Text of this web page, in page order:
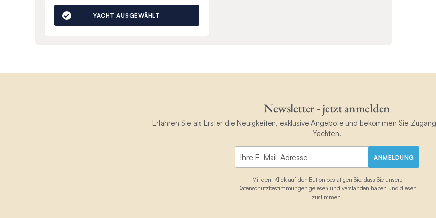
YACHT AUSGEWÄHLT
Newsletter - jetzt anmelden
Erfahren Sie als Erster die Neuigkeiten, exklusive Angebote und bekommen Sie
Yachten.
ANMELDUNG
Mit dem Klick auf den Button bestätigen Sie, dass Sie unsere
Datenschutzbestimmungen gelesen und verstanden haben und diesen
zustimmen.